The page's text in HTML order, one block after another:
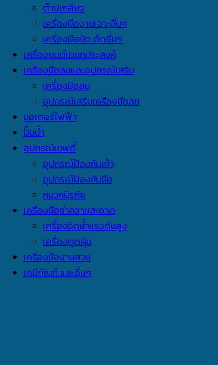
ต๊าปเกลียว
เครื่องมืองานเจาะอื่นๆ
เครื่องมือขัด ตัดอื่นๆ
เครื่องยนต์เอนกประสงค์
เครื่องมือลมและอุปกรณ์เสริม
เครื่องมือลม
อุปกรณ์เสริมเครื่องมือลม
มอเตอร์ไฟฟ้า
ปั๊มน้ำ
อุปกรณ์เซฟตี้
อุปกรณ์ป้องกันเท้า
อุปกรณ์ป้องกันมือ
หมวกนิรภัย
เครื่องมือทำความสะอาด
เครื่องฉีดน้ำแรงดันสูง
เครื่องดูดฝุ่น
เครื่องมืองานสวน
เคมีภัณฑ์ และอื่นๆ